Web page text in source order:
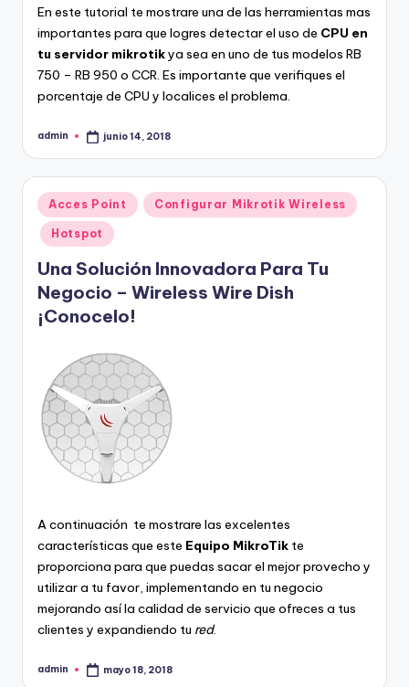
En este tutorial te mostrare una de las herramientas mas
importantes para que logres detectar el uso de CPU en
tu servidor mikrotikya sea en uno de tus modelos RB
750 – RB 950 o CCR. Es importante que verifiques el
porcentaje de CPU y localices el problema.
Publicado
admin junio 14, 2018
Publicado
en
Acces Point Configurar Mikrotik Wireless
Hotspot
Una Solución Innovadora Para Tu
Negocio – Wireless Wire Dish
¡Conocelo!
A continuación te mostrare las excelentes
características que este Equipo MikroTik te
proporciona para que puedas sacar el mejor provecho y
utilizar a tu favor, implementando en tu negocio
mejorando así la calidad de servicio que ofreces a tus
clientes y expandiendo tu red.
Publicado
admin mayo 18, 2018